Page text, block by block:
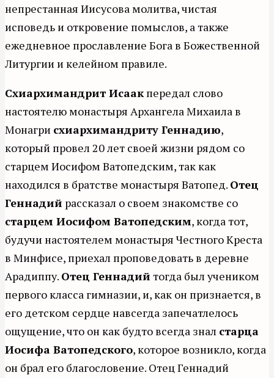
непрестанная Иисусова молитва, чистая
исповедь и откровение помыслов, а также
ежедневное прославление Бога в Божественной
Литургии и келейном правиле.
Схиархимандрит Исаакпередал слово
настоятелю монастыря Архангела Михаила в
Монагри схиархимандриту Геннадию,
который провел 20 лет своей жизни рядом со
старцем Иосифом Ватопедским, так как
находился в братстве монастыря Ватопед. Отец
Геннадий рассказал о своем знакомстве со
старцем Иосифом Ватопедским, когда тот,
будучи настоятелем монастыря Честного Креста
в Минфисе, приехал проповедовать в деревне
Арадиппу. Отец Геннадий тогда был учеником
первого класса гимназии, и, как он признается, в
его детском сердце навсегда запечатлелось
ощущение, что он как будто всегда знал старца
Иосифа Ватопедского, которое возникло, когда
он брал его благословение. Отец Геннадий